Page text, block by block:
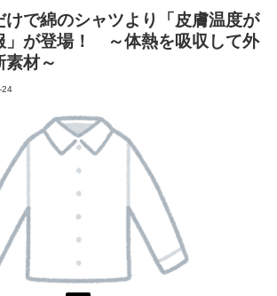
けで綿のシャツより「皮膚温度が
」が登場！ ～体熱を吸収して外
素材～